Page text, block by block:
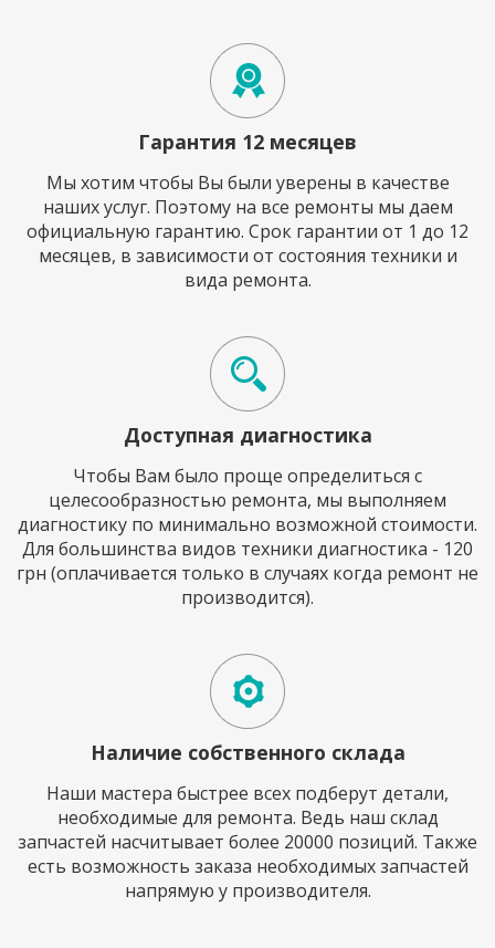
Гарантия 12 месяцев
Мы хотим чтобы Вы были уверены в качестве
наших услуг. Поэтому на все ремонты мы даем
официальную гарантию. Срок гарантии от 1 до 12
месяцев, в зависимости от состояния техники и
вида ремонта.
Доступная диагностика
Чтобы Вам было проще определиться с
целесообразностью ремонта, мы выполняем
диагностику по минимально возможной стоимости.
Для большинства видов техники диагностика - 120
грн (оплачивается только в случаях когда ремонт не
производится).
Наличие собственного склада
Наши мастера быстрее всех подберут детали,
необходимые для ремонта. Ведь наш склад
запчастей насчитывает более 20000 позиций. Также
есть возможность заказа необходимых запчастей
напрямую у производителя.